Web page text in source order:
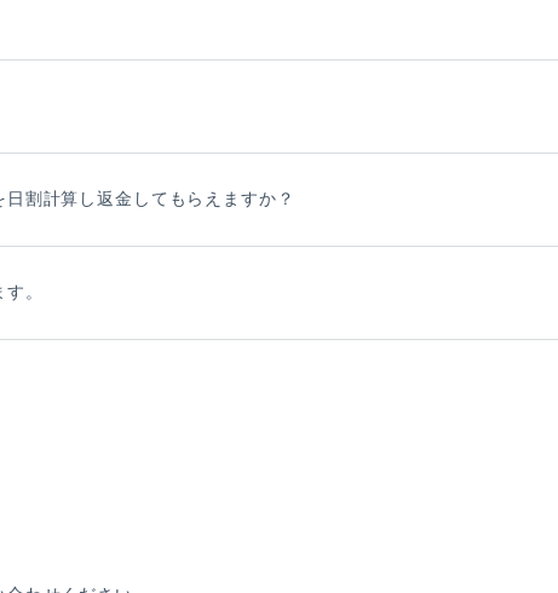
割計算し返金してもらえますか？
。